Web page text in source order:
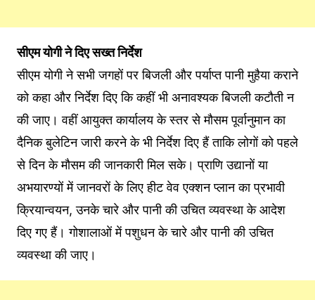
सीएम योगी ने दिए सख्त निर्देश
सीएम योगी ने सभी जगहों पर बिजली और पर्याप्त पानी मुहैया कराने
को कहा और निर्देश दिए कि कहीं भी अनावश्यक बिजली कटौती न
की जाए। वहीं आयुक्त कार्यालय के स्तर से मौसम पूर्वानुमान का
दैनिक बुलेटिन जारी करने के भी निर्देश दिए हैं ताकि लोगों को पहले
से दिन के मौसम की जानकारी मिल सके। प्राणि उद्यानों या
अभयारण्यों में जानवरों के लिए हीट वेव एक्शन प्लान का प्रभावी
क्रियान्वयन, उनके चारे और पानी की उचित व्यवस्था के आदेश
दिए गए हैं। गोशालाओं में पशुधन के चारे और पानी की उचित
व्यवस्था की जाए।